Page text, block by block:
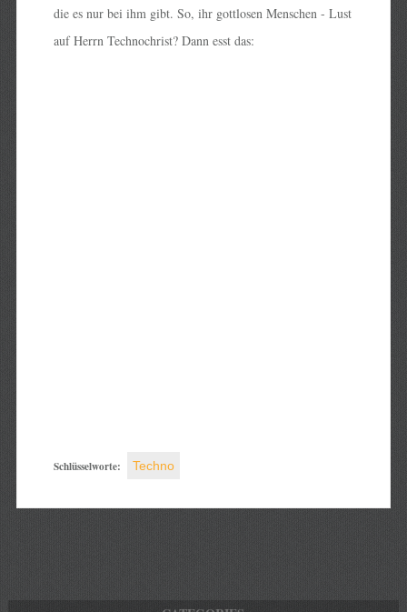
die es nur bei ihm gibt. So, ihr gottlosen Menschen - Lust
auf Herrn Technochrist? Dann esst das:
Schlüsselworte: Techno